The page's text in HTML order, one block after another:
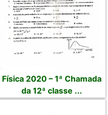
Física 2020 – 1ª Chamada
da 12ª classe ...